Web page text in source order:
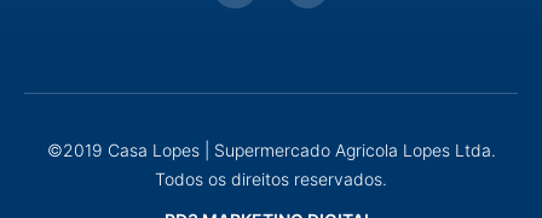
©2019 Casa Lopes | Supermercado Agricola Lopes Ltda.
Todos os direitos reservados.